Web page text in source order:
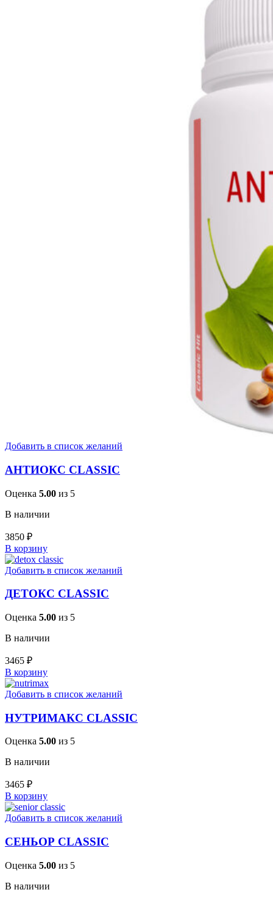
Добавить в список желаний
АНТИОКС CLASSIC
Оценка 5.00 из 5
В наличии
3850 ₽
В корзину
Добавить в список желаний
ДЕТОКС CLASSIC
Оценка 5.00 из 5
В наличии
3465 ₽
В корзину
Добавить в список желаний
НУТРИМАКС CLASSIC
Оценка 5.00 из 5
В наличии
3465 ₽
В корзину
Добавить в список желаний
СЕНЬОР CLASSIC
Оценка 5.00 из 5
В наличии